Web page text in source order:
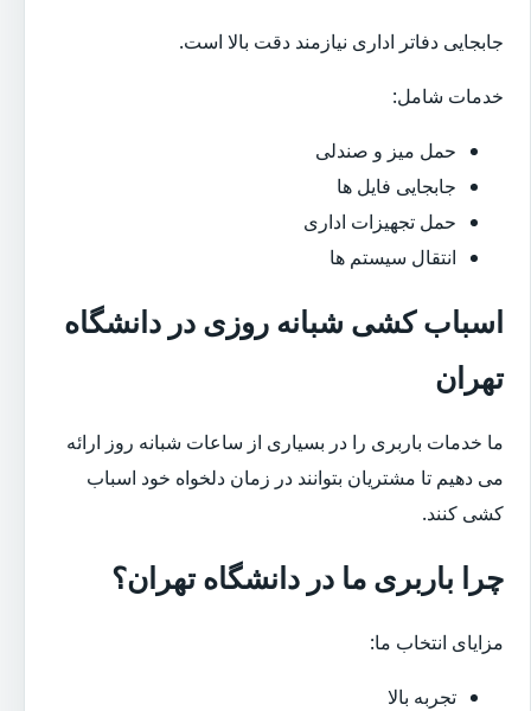
جابجایی دفاتر اداری نیازمند دقت بالا است.
خدمات شامل:
حمل میز و صندلی
جابجایی فایل ها
حمل تجهیزات اداری
انتقال سیستم ها
اسباب کشی شبانه روزی در دانشگاه
تهران
ما خدمات باربری را در بسیاری از ساعات شبانه روز ارائه
می دهیم تا مشتریان بتوانند در زمان دلخواه خود اسباب
کشی کنند.
چرا باربری ما در دانشگاه تهران؟
مزایای انتخاب ما:
تجربه بالا